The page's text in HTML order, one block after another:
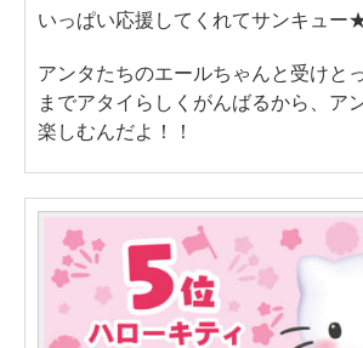
いっぱい応援してくれてサンキュー
アンタたちのエールちゃんと受けと
までアタイらしくがんばるから、ア
楽しむんだよ！！